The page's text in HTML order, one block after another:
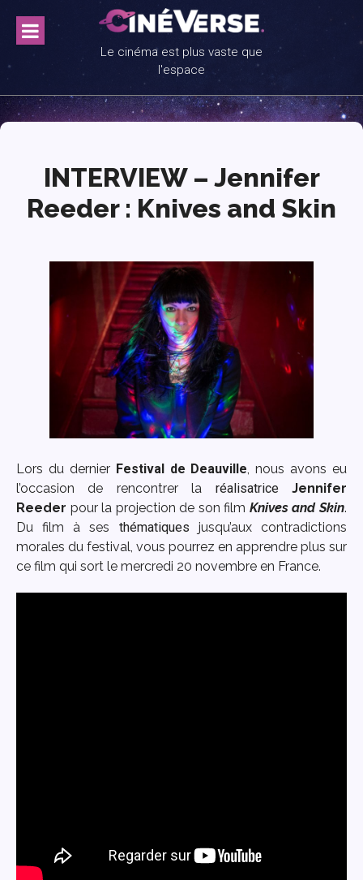
content
Le cinéma est plus vaste que
l'espace
INTERVIEW – Jennifer
Reeder : Knives and Skin
Lors du dernier Festival de Deauville , nous avons eu
l’occasion de rencontrer la réalisatrice Jennifer
Reeder pour la projection de son film Knives and Skin.
Du film à ses thématiques jusqu’aux contradictions
morales du festival, vous pourrez en apprendre plus sur
ce film qui sort le mercredi 20 novembre en France.